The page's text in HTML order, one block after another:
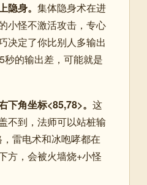
隐身。 集体隐身术在进
小怪不激活攻击，专心
决定了你比别人多输出
的输出差，可能就是
下角坐标<85,78>。 这
不到，法师可以站桩输
雷电术和冰咆哮都在
方，会被火墙烧+小怪